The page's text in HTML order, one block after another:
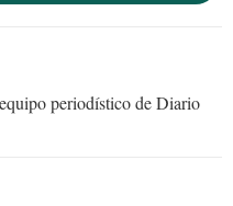
periodístico de Diario